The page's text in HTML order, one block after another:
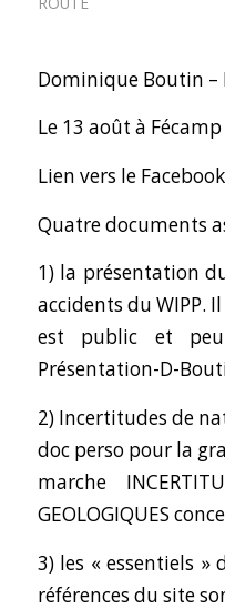
Dominique Boutin –
Le 13 août à Fécamp
Lien vers le
Quatre documents
1) la présentation
accidents du WIPP. Il
est public et
Présentation-D-
2) Incertitudes de
doc perso pour la
marche
GEOLOGIQUES
3) les « essentiels »
références du site